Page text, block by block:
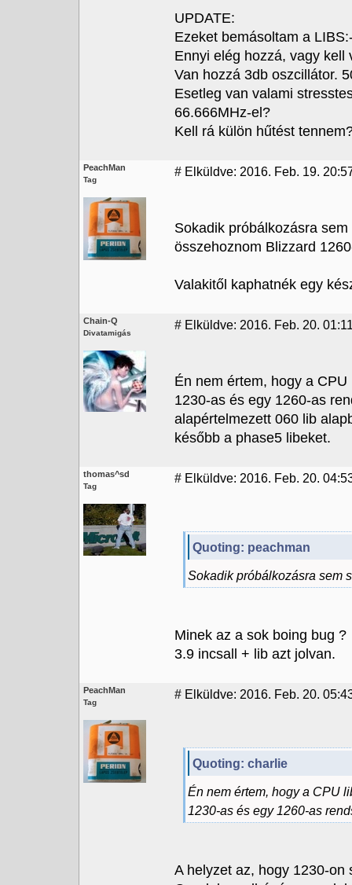
UPDATE:
Ezeket bemásoltam a
Ennyi elég hozzá, vagy kell
Van hozzá 3db oszcillátor.
Esetleg van valami
66.666MHz-el?
Kell rá külön hűtést
PeachMan
Tag
# Elküldve: 2016. Feb. 19.
Sokadik próbálkozásra
összehoznom Blizzard
Valakitől kaphatnék egy
Chain-Q
Divatamigás
# Elküldve: 2016. Feb. 20.
Én nem értem, hogy a
1230-as és egy 1260-as
alapértelmezett 060 lib
később a phase5 libeket.
thomas^sd
Tag
# Elküldve: 2016. Feb. 20.
Quoting: peachman
Sokadik próbálkozásra sem
Minek az a sok boing bug ?
3.9 incsall + lib azt jolvan.
PeachMan
Tag
# Elküldve: 2016. Feb. 20.
Quoting: charlie
Én nem értem, hogy a CPU
1230-as és egy 1260-as
A helyzet az, hogy 1230-on